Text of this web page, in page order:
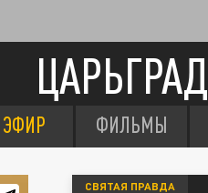
ЦАРЬГРАД
ЭФИР ФИЛЬМЫ
СВЯТАЯ ПРАВДА